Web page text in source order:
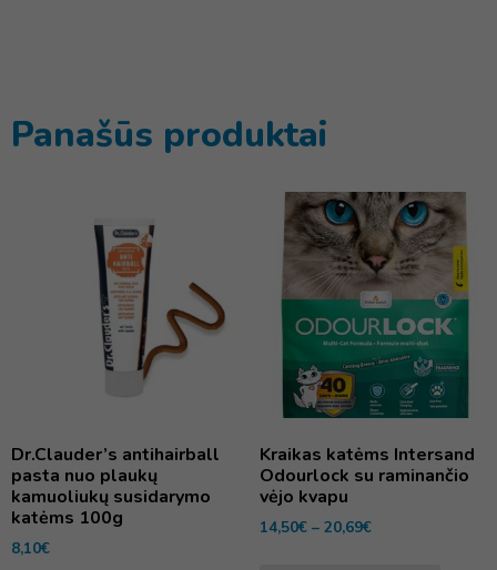
Panašūs produktai
Dr.Clauder’s antihairball
pasta nuo plaukų
kamuoliukų susidarymo
katėms 100g
8,10€
Kraikas katėms Intersand
Odourlock su raminančio
vėjo kvapu
14,50€ – 20,69€